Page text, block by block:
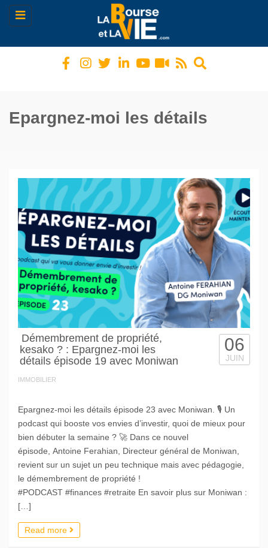
Toggle
navigation
Epargnez-moi les détails
Démembrement de propriété,
kesako ? : Epargnez-moi les
détails épisode 19 avec Moniwan
IMMOBILIER
06
JUIN
Epargnez-moi les détails épisode 23 avec Moniwan. 🎙️ Un
podcast qui booste vos envies d’investir, quoi de mieux pour
bien débuter la semaine ? 🚀 Dans ce nouvel
épisode, Antoine Ferahian, Directeur général de Moniwan,
revient sur un sujet un peu technique mais avec pédagogie,
le démembrement de propriété !
#PODCAST #finances #retraite En savoir plus sur Moniwan :
[…]
Read more